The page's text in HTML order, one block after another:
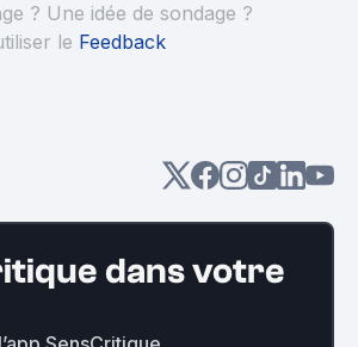
? Une idée de sondage ?
le Feedback
dans votre